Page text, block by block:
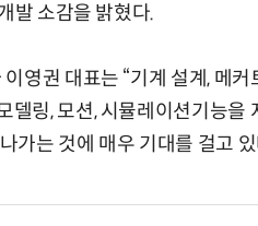
발 소감을 밝혔다.
영권 대표는 “기계 설계, 메
델링, 모션, 시뮬레이션기능
가는 것에 매우 기대를 걸고